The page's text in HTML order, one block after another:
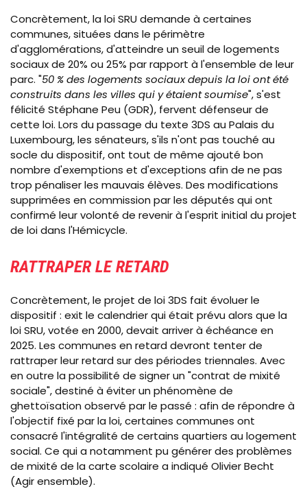
Concrètement, la loi SRU demande à certaines
communes, situées dans le périmètre
d'agglomérations, d'atteindre un seuil de logements
sociaux de 20% ou 25% par rapport à l'ensemble de leur
parc. "50 % des logements sociaux depuis la loi ont été
construits dans les villes qui y étaient soumise", s'est
félicité Stéphane Peu (GDR), fervent défenseur de
cette loi. Lors du passage du texte 3DS au Palais du
Luxembourg, les sénateurs, s'ils n'ont pas touché au
socle du dispositif, ont tout de même ajouté bon
nombre d'exemptions et d'exceptions afin de ne pas
trop pénaliser les mauvais élèves. Des modifications
supprimées en commission par les députés qui ont
confirmé leur volonté de revenir à l'esprit initial du projet
de loi dans l'Hémicycle.
RATTRAPER LE RETARD
Concrètement, le projet de loi 3DS fait évoluer le
dispositif : exit le calendrier qui était prévu alors que la
loi SRU, votée en 2000, devait arriver à échéance en
2025. Les communes en retard devront tenter de
rattraper leur retard sur des périodes triennales. Avec
en outre la possibilité de signer un "contrat de mixité
sociale", destiné à éviter un phénomène de
ghettoïsation observé par le passé : afin de répondre à
l'objectif fixé par la loi, certaines communes ont
consacré l'intégralité de certains quartiers au logement
social. Ce qui a notamment pu générer des problèmes
de mixité de la carte scolaire a indiqué Olivier Becht
(Agir ensemble).